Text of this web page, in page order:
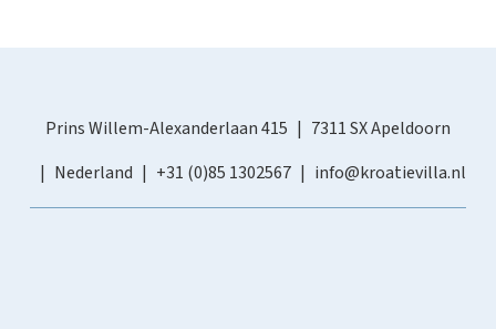
Prins Willem-Alexanderlaan 415
7311 SX Apeldoorn
Nederland
+31 (0)85 1302567 info@kroatievilla.nl